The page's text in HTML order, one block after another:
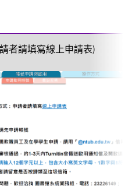
者請填寫線上申請表)